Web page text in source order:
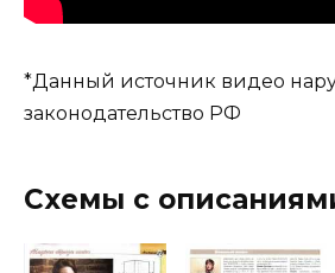
*Данный источник видео
законодательство РФ
Схемы с